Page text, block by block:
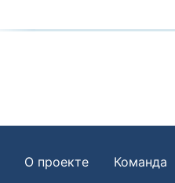
О проекте Команда